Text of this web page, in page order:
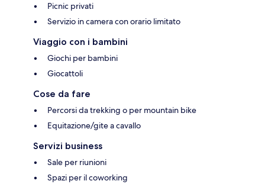
Picnic privati
Servizio in camera con orario limitato
Viaggio con i bambini
Giochi per bambini
Giocattoli
Cose da fare
Percorsi da trekking o per mountain bike
Equitazione/gite a cavallo
Servizi business
Sale per riunioni
Spazi per il coworking